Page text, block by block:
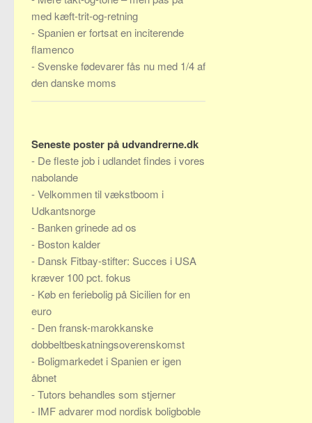
med kæft-trit-og-retning
- Spanien er fortsat en inciterende
flamenco
- Svenske fødevarer fås nu med 1/4 af
den danske moms
Seneste poster på udvandrerne.dk
- De fleste job i udlandet findes i vores
nabolande
-Velkommen til vækstboom i
Udkantsnorge
- Banken grinede ad os
- Boston kalder
- Dansk Fitbay-stifter: Succes i USA
kræver 100 pct. fokus
- Køb en feriebolig på Sicilien for en
euro
- Den fransk-marokkanske
dobbeltbeskatningsoverenskomst
- Boligmarkedet i Spanien er igen
åbnet
-Tutors behandles som stjerner
- IMF advarer mod nordisk boligboble